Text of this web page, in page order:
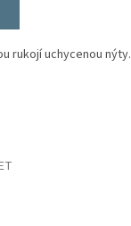
rukojí uchycenou nýty.